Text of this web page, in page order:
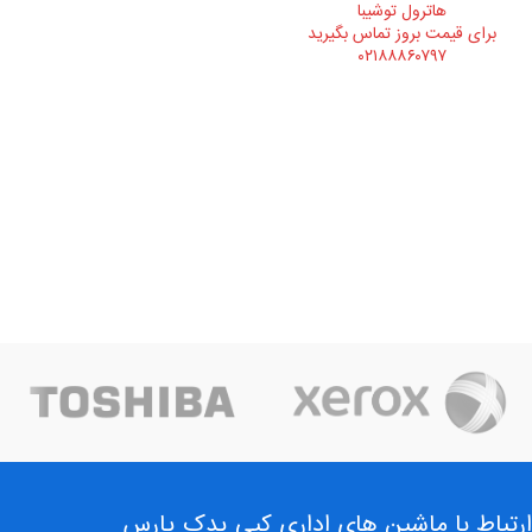
هاترول توشيبا
برای قیمت بروز تماس بگیرید
۰۲۱۸۸۸۶۰۷۹۷